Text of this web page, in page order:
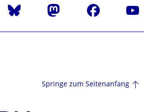
Bluesky Mastodon Facebook
Springe zum Seitenanfang